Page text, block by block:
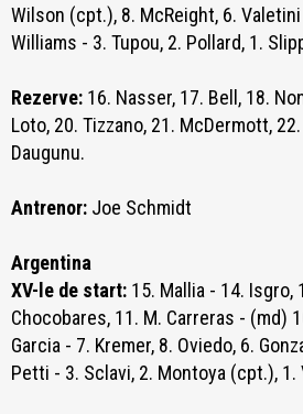
Wilson (cpt.), 8. McReight, 6.
Williams - 3. Tupou, 2. Pollard, 1.
Rezerve: 16. Nasser, 17. Bell, 18.
Loto, 20. Tizzano, 21. McDermott,
Daugunu.
Antrenor: Joe Schmidt
Argentina
XV-le de start: 15. Mallia - 14. Isgro,
Chocobares, 11. M. Carreras - (md)
Garcia - 7. Kremer, 8. Oviedo, 6.
Petti - 3. Sclavi, 2. Montoya (cpt.), 1.